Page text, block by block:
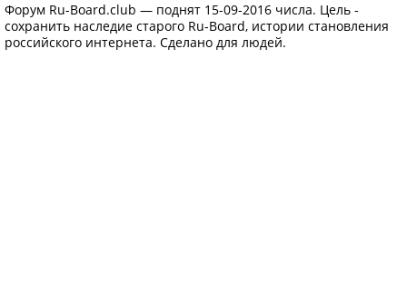
Форум Ru-Board.club — поднят 15-09-2016 числа. Цель -
сохранить наследие старого Ru-Board, истории становления
российского интернета. Сделано для людей.